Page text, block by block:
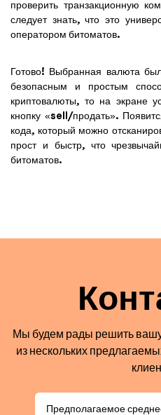
проверить транзакционную
следует знать, что это
оператором битоматов.
Готово! Выбранная валюта
безопасным и простым
криптовалюты, то на экране
кнопку «sell/продать».
кода, который можно
прост и быстр, что
битоматов.
Мы будем рады решить
из нескольких
Предполагаемое